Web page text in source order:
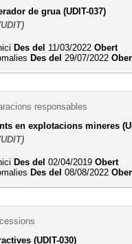
de grua (UDIT-037)
Des del 11/03/2022Obert
Des del 29/07/2022
responsables
en explotacions mineres
Des del 02/04/2019Obert
Des del 08/08/2022
(UDIT-030)